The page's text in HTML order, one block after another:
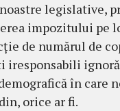
legislative,
impozitului pe
de numărul de
iresponsabili
în care
orice ar fi.